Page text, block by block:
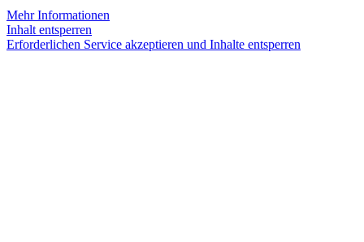
Mehr Informationen
Inhalt entsperren
Erforderlichen Service akzeptieren und Inhalte entsperren